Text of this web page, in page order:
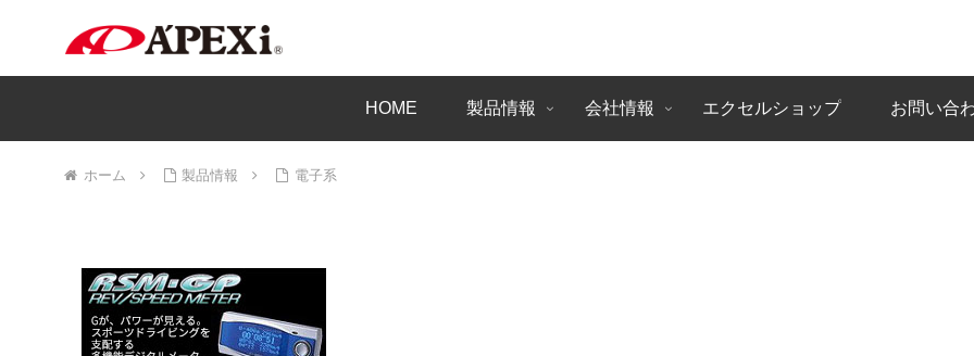
HOME 製品情報 会社情報 エクセルショップ お問い合
ホーム 製品情報 電子系